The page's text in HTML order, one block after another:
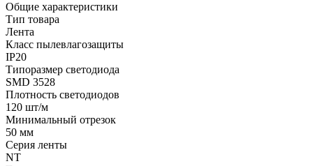
Общие характеристики
Тип товара
Лента
Класс пылевлагозащиты
IP20
Типоразмер светодиода
SMD 3528
Плотность светодиодов
120 шт/м
Минимальный отрезок
50 мм
Серия ленты
NT